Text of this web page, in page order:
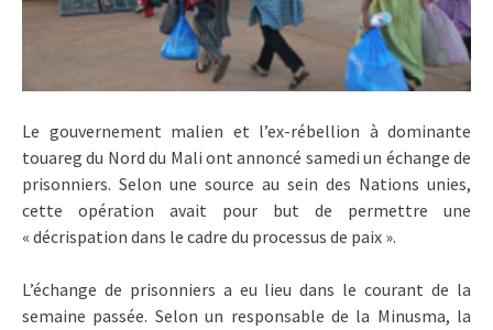
Le gouvernement malien et l’ex-rébellion à dominante
touareg du Nord du Mali ont annoncé samedi un échange de
prisonniers. Selon une source au sein des Nations unies,
cette opération avait pour but de permettre une
« décrispation dans le cadre du processus de paix ».
L’échange de prisonniers a eu lieu dans le courant de la
semaine passée. Selon un responsable de la Minusma, la